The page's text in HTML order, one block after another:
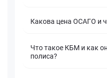
Какова цена ОСАГО и
Что такое КБМ и как
полиса?